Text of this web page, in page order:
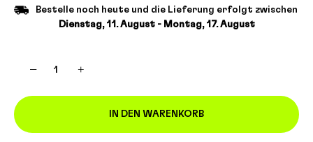
Bestelle noch heute und die Lieferung erfolgt zwischen
Dienstag, 11. August - Montag, 17. August
− +
IN DEN WARENKORB